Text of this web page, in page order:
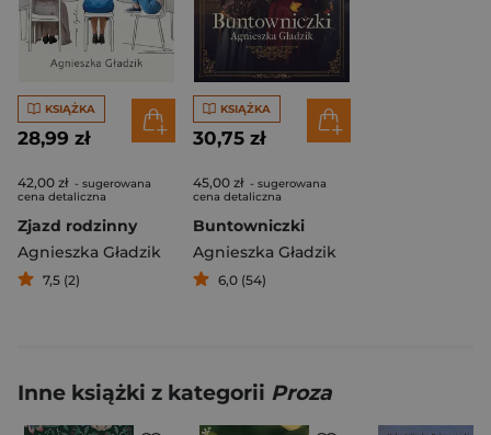
KSIĄŻKA
28,99 zł
42,00 zł - sugerowana
cena detaliczna
Zjazd rodzinny
Agnieszka Gładzik
7,5 (2)
KSIĄŻKA
30,75 zł
45,00 zł - sugerowana
cena detaliczna
Buntowniczki
Agnieszka Gładzik
6,0 (54)
Inne książki z kategorii Proza